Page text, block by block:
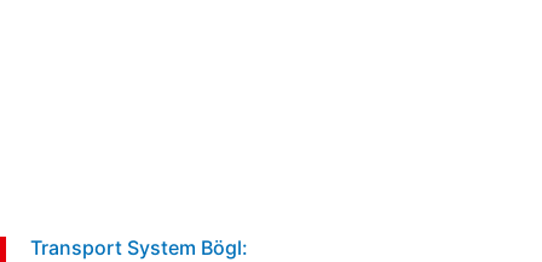
Transport System Bögl: